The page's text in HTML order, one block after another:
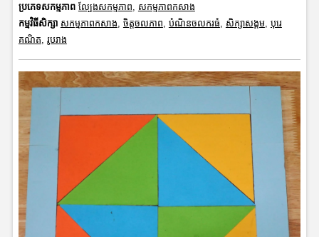
ប្រភេទសកម្មភាព ល្បែងសកម្មភាព, សកម្មភាពកសាង
កម្មវិធីសិក្សា សកម្មភាពកសាង, ចិត្តចលភាព, បំណិនចលករធំ, សិក្សាសង្គម, បុរេ
គណិត, រូបរាង